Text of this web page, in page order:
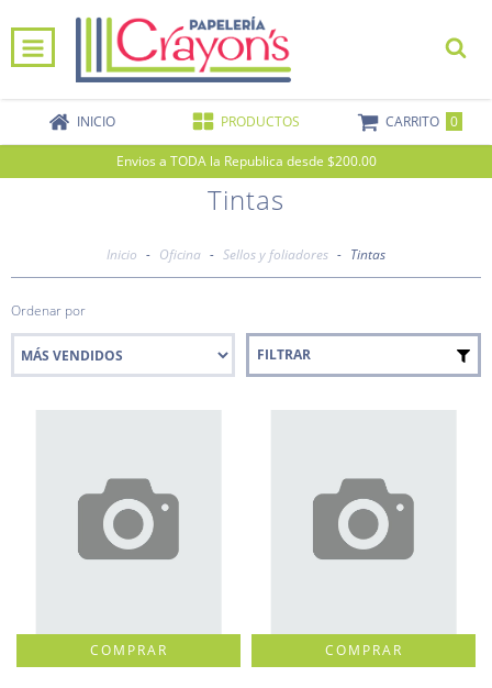
INICIO PRODUCTOS CARRITO 0
Envios a TODA la Republica desde $200.00
Tintas
Inicio - Oficina - Sellos y foliadores - Tintas
Ordenar por
FILTRAR